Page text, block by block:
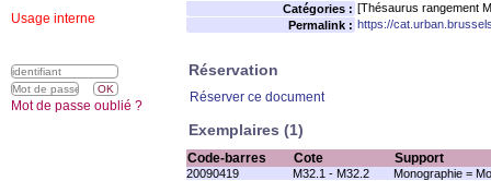
Catégories : [Thésaurus rangement
Permalink : https://
Réservation
Réserver ce document
Exemplaires (1)
Code-barres Cote Support
20090419 M32.1 - M32.2 Monographie =
Usage interne
Mot de passe oublié ?